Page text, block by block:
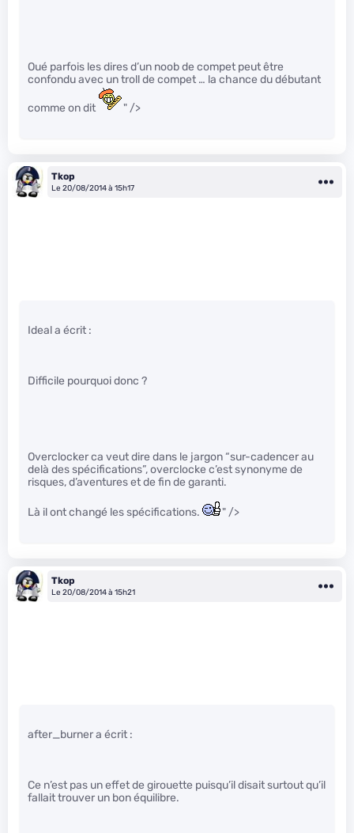
Oué parfois les dires d’un noob de compet peut être
confondu avec un troll de compet … la chance du débutant
comme on dit " />
Tkop
Le 20/08/2014 à 15h17
Ideal a écrit :
Difficile pourquoi donc ?
Overclocker ca veut dire dans le jargon “sur-cadencer au
delà des spécifications”, overclocke c’est synonyme de
risques, d’aventures et de fin de garanti.
Là il ont changé les spécifications. " />
Tkop
Le 20/08/2014 à 15h21
after_burner a écrit :
Ce n’est pas un effet de girouette puisqu’il disait surtout qu’il
fallait trouver un bon équilibre.